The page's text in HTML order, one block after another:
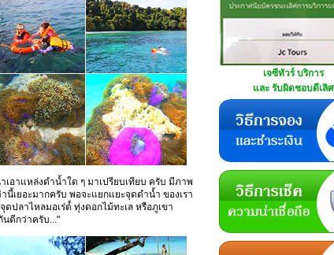
อาแหล่งดำน้ำใด ๆ มาเปรียบเทียบ ครับ มีภาพ
เยอะมากครับ พอจะแยกแยะจุดดำน้ำ ของเรา
ดปลาไหลมอเร่ต์์ ทุ่งดอกไม้ทะเล หรือภูเขา
ดีกว่าครับ..."
เจซีทัวร์ บริการ
และ รับผิดชอบดีเลิศ